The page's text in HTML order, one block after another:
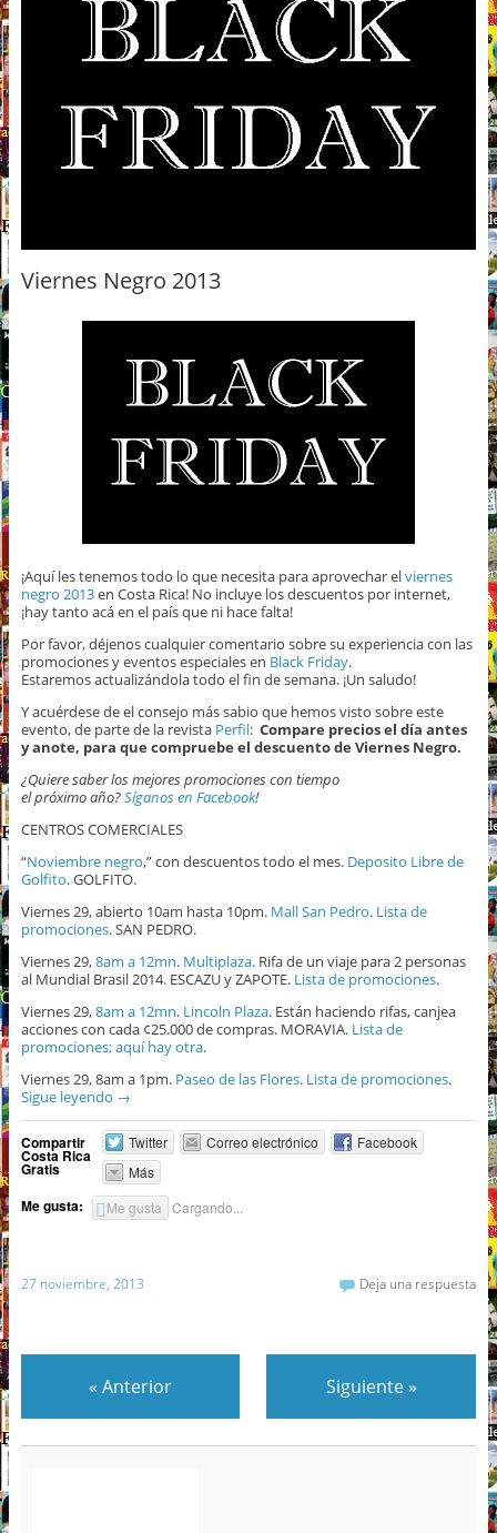
Viernes Negro 2013
¡Aquí les tenemos todo lo que necesita para aprovechar elviernes
negro 2013en Costa Rica! No incluye los descuentos por internet,
¡hay tanto acá en el país que ni hace falta!
Por favor, déjenos cualquier comentario sobre su experiencia con las
promociones y eventos especiales en Black Friday.
Estaremos actualizándola todo el fin de semana. ¡Un saludo!
Y acuérdese de el consejo más sabio que hemos visto sobre este
evento, de parte de la revista Perfil: Compare precios el día antes
y anote, para que compruebe el descuento de Viernes Negro.
¿Quiere saber los mejores promociones con tiempo
el próximo año?Síganos en Facebook!
CENTROS COMERCIALES
“Noviembre negro,” con descuentos todo el mes. Deposito Libre de
Golfito. GOLFITO.
Viernes 29, abierto 10am hasta 10pm. Mall San Pedro. Lista de
promociones. SAN PEDRO.
Viernes 29,8am a 12mn. Multiplaza. Rifa de un viaje para 2 personas
al Mundial Brasil 2014. ESCAZU y ZAPOTE. Lista de promociones.
Viernes 29,8am a 12mn. Lincoln Plaza. Están haciendo rifas, canjea
acciones con cada ¢25.000 de compras. MORAVIA. Lista de
promociones;aquí hay otra.
Viernes 29, 8am a 1pm. Paseo de las Flores. Lista de promociones.
Sigue leyendo →
Compartir
Costa Rica
Gratis
Twitter Correo electrónico
Facebook
Más
Me gusta: Me gusta Cargando...
27 noviembre, 2013 Deja una respuesta
« Anterior Siguiente»